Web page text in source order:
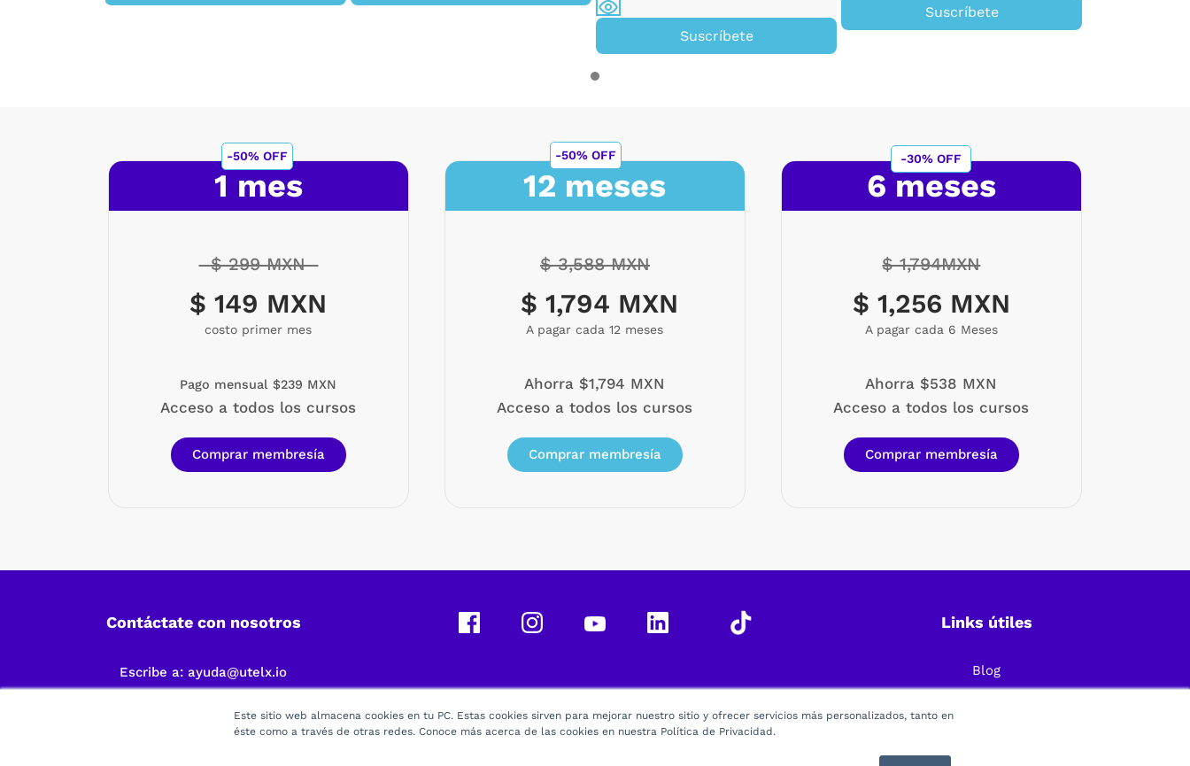
Este sitio web almacena cookies en tu PC. Estas cookies sirven para mejorar nuestro sitio y ofrecer servicios más personalizados, tanto en
éste como a través de otras redes. Conoce más acerca de las cookies en nuestra Política de Privacidad.
Suscríbete
Suscríbete
1 mes
$ 299 MXN
$ 149 MXN
costo primer mes
Pago mensual $239 MXN
Acceso a todos los cursos
Comprar membresía
-50% OFF -30% OFF
-50% OFF
12 meses
$ 3,588 MXN
$ 1,794 MXN
A pagar cada 12 meses
Ahorra $1,794 MXN
Acceso a todos los cursos
Comprar membresía
6 meses
$ 1,794MXN
$ 1,256 MXN
A pagar cada 6 Meses
Ahorra $538 MXN
Acceso a todos los cursos
Comprar membresía
Contáctate con nosotros
Escribe a:ayuda@utelx.io
Links útiles
Blog
Preguntas Frecuentes
Política de Privacidad